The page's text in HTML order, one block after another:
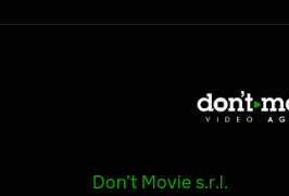
Don’t Movie s.r.l.